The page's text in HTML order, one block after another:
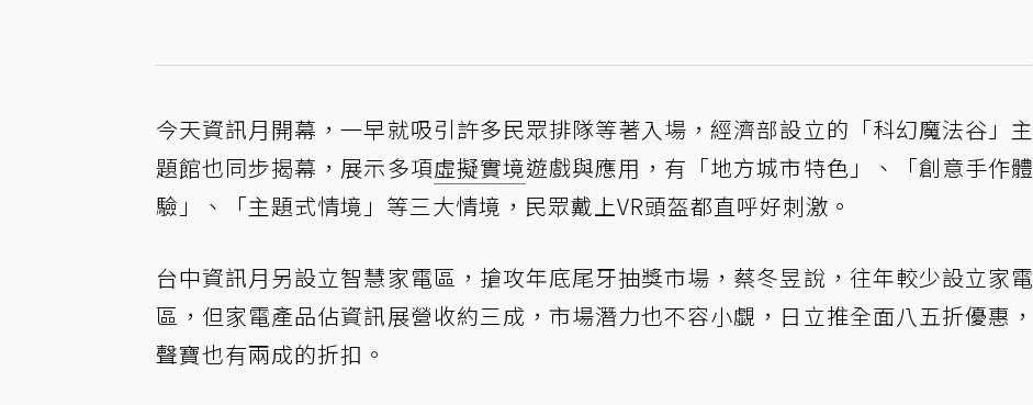
今天資訊月開幕，一早就吸引許多民眾排隊等著入場，經濟部設立的「科幻魔法谷」主
題館也同步揭幕，展示多項虛擬實境遊戲與應用，有「地方城市特色」、「創意手作體
驗」、「主題式情境」等三大情境，民眾戴上VR頭盔都直呼好刺激。
台中資訊月另設立智慧家電區，搶攻年底尾牙抽獎市場，蔡冬昱說，往年較少設立家電
區，但家電產品佔資訊展營收約三成，市場潛力也不容小覷，日立推全面八五折優惠，
聲寶也有兩成的折扣。